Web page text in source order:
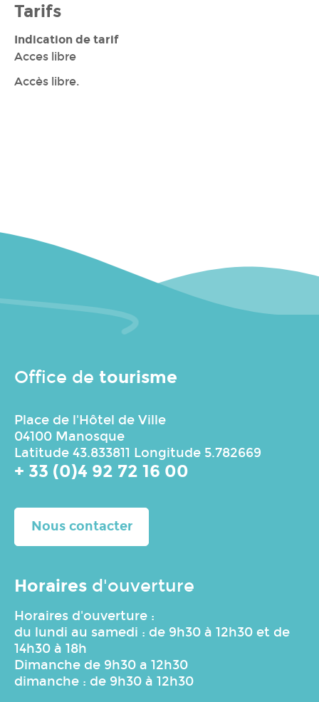
Tarifs
Indication de tarif
Acces libre
Accès libre.
Office de tourisme
Place de l'Hôtel de Ville
04100 Manosque
Latitude 43.833811 Longitude 5.782669
+ 33 (0)4 92 72 16 00
Nous contacter
Horaires d'ouverture
Horaires d'ouverture :
du lundi au samedi : de 9h30 à 12h30 et de
14h30 à 18h
Dimanche de 9h30 a 12h30
dimanche : de 9h30 à 12h30